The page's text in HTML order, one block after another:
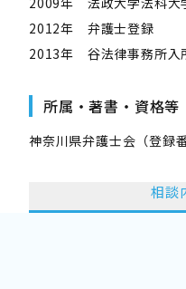
2012年 弁護士登録
2013年 谷法律事務所入
所属・著書・資格等
神奈川県弁護士会（登録
相談